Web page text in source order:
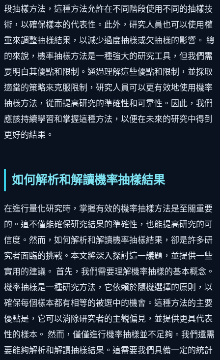
段抽樣方法，這種方法允許在不同階段使用不同的抽樣技
術，以確保樣本的代表性。此外，研究人員也可以使用權
重來調整抽樣結果，以減少過度抽樣或欠抽樣的影響。 總
的來說，機率抽樣方法是一種強大的研究工具，但我們需
要明白其優點和限制。通過理解這些優點和限制，並採取
適當的策略來克服限制，研究人員可以更有效地使用機率
抽樣方法，從而提高研究的準確性和可靠性。因此，我們
應該持續學習和掌握這種方法，以便在未來的研究中得到
更好的結果。
如何解析和解讀機率抽樣結果
在進行量化研究時，掌握有效的機率抽樣方法是至關重要
的。這不僅能確保研究結果的準確性，也能提高研究的可
信度。然而，如何解析和解讀機率抽樣結果，卻是許多研
究者面臨的挑戰。本文將深入探討這一議題，並提供一些
實用的建議。 首先，我們需要理解機率抽樣的基本概念。
機率抽樣是一種研究方法，它依賴於隨機選擇的原則，以
確保每個樣本都有相等的被選中的機會。這種方法的主要
優點是，它可以消除研究者的主觀偏見，並提供更具代表
性的樣本。 然而，僅僅進行機率抽樣並不足夠。我們還需
要能夠解析和解讀抽樣結果。這需要我們具備一定的統計